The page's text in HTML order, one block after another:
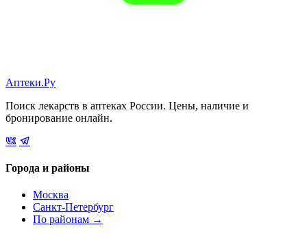
Аптеки.Ру
Поиск лекарств в аптеках России. Цены, наличие и
бронирование онлайн.
Города и районы
Москва
Санкт-Петербург
По районам →